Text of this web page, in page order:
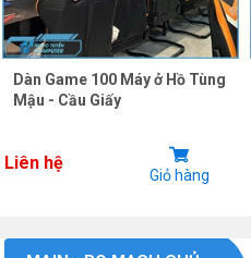
Dàn Game 100 Máy ở Hồ Tùng
Mậu - Cầu Giấy
Liên hệ
Giỏ hàng